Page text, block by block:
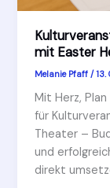
mit Easter
Melanie Pfaff/13.
Mit Herz,
für
Theater –
und
direkt